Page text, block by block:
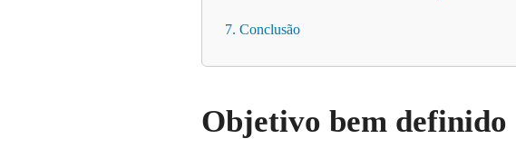
7. Conclusão
Objetivo bem definido